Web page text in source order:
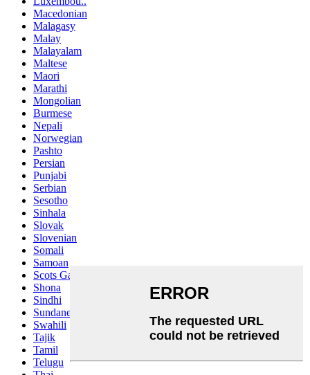
Macedonian
Malagasy
Malay
Malayalam
Maltese
Maori
Marathi
Mongolian
Burmese
Nepali
Norwegian
Pashto
Persian
Punjabi
Serbian
Sesotho
Sinhala
Slovak
Slovenian
Somali
Samoan
Scots Gaelic
Shona
Sindhi
Sundanese
Swahili
Tajik
Tamil
Telugu